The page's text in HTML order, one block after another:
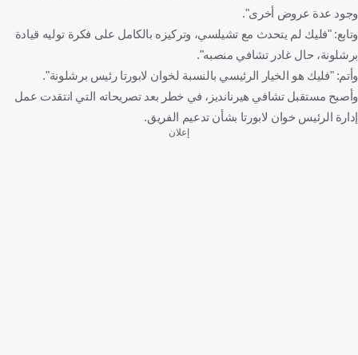
وجود عدة عروض أخرى".
وتابع: "فليك لم يتحدث مع تشيلسي، وتركيزه بالكامل على فكرة توليه قيادة
برشلونة، حال غادر تشافي منصبه".
وأتم: "فليك هو الخيار الرئيسي بالنسبة لخوان لابورتا رئيس برشلونة".
وأصبح مستقبل تشافي هيرنانديز، في خطر بعد تصريحاته التي انتقدت عمل
إدارة الرئيس خوان لابورتا بشأن تدعيم الفريق.
إعلان